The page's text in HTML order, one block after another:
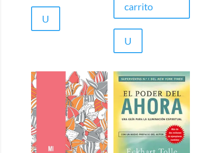
U
carrito
U